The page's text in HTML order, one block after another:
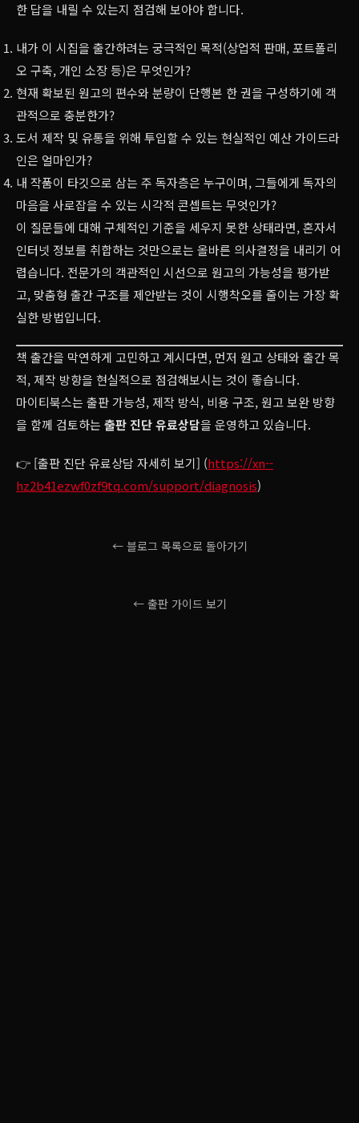
한 답을 내릴 수 있는지 점검해 보아야 합니다.
내가 이 시집을 출간하려는 궁극적인 목적(상업적 판매, 포트폴리
오 구축, 개인 소장 등)은 무엇인가?
현재 확보된 원고의 편수와 분량이 단행본 한 권을 구성하기에 객
관적으로 충분한가?
도서 제작 및 유통을 위해 투입할 수 있는 현실적인 예산 가이드라
인은 얼마인가?
내 작품이 타깃으로 삼는 주 독자층은 누구이며, 그들에게 독자의
마음을 사로잡을 수 있는 시각적 콘셉트는 무엇인가?
이 질문들에 대해 구체적인 기준을 세우지 못한 상태라면, 혼자서
인터넷 정보를 취합하는 것만으로는 올바른 의사결정을 내리기 어
렵습니다. 전문가의 객관적인 시선으로 원고의 가능성을 평가받
고, 맞춤형 출간 구조를 제안받는 것이 시행착오를 줄이는 가장 확
실한 방법입니다.
책 출간을 막연하게 고민하고 계시다면, 먼저 원고 상태와 출간 목
적, 제작 방향을 현실적으로 점검해보시는 것이 좋습니다.
마이티북스는 출판 가능성, 제작 방식, 비용 구조, 원고 보완 방향
을 함께 검토하는 출판 진단 유료상담을 운영하고 있습니다.
👉 [출판 진단 유료상담 자세히 보기] (https://xn--
hz2b41ezwf0zf9tq.com/support/diagnosis)
← 블로그 목록으로 돌아가기
← 출판 가이드 보기